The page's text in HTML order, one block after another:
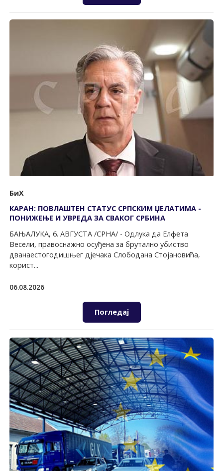
БиХ
КАРАН: ПОВЛАШТЕН СТАТУС СРПСКИМ ЏЕЛАТИМА -
ПОНИЖЕЊЕ И УВРЕДА ЗА СВАКОГ СРБИНА
БАЊАЛУКА, 6. АВГУСТА /СРНА/ - Одлука да Елфета
Весели, правоснажно осуђена за брутално убиство
дванаестогодишњег дјечака Слободана Стојановића,
корист...
06.08.2026
Погледај